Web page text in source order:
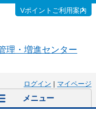
理・増進センター
Vポイントご利用案内
ログイン | マイページ
メニュー